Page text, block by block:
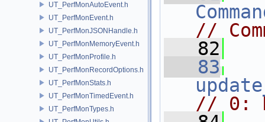
UT_PerfMonAutoEvent.h
UT_PerfMonEvent.h
UT_PerfMonJSONHandle.h
UT_PerfMonMemoryEvent.h
UT_PerfMonProfile.h
UT_PerfMonRecordOptions.h
UT_PerfMonStats.h
UT_PerfMonTimedEvent.h
UT_PerfMonTypes.h
//
   82
   83
// 0: